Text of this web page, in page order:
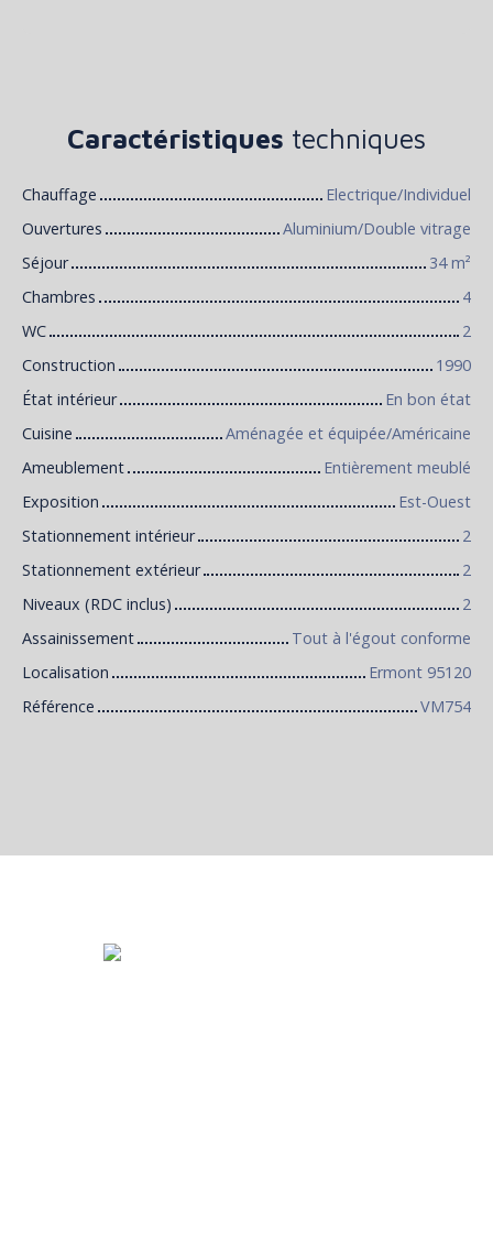
Caractéristiques techniques
Chauffage
Electrique/Individuel
Ouvertures
Aluminium/Double vitrage
Séjour
34m²
Chambres
4
WC
2
Construction
1990
État intérieur
En bon état
Cuisine
Aménagée et équipée/Américaine
Ameublement
Entièrement meublé
Exposition
Est-Ouest
Stationnement intérieur
2
Stationnement extérieur
2
Niveaux (RDC inclus)
2
Assainissement
Tout à l'égout conforme
Localisation
Ermont 95120
Référence
VM754